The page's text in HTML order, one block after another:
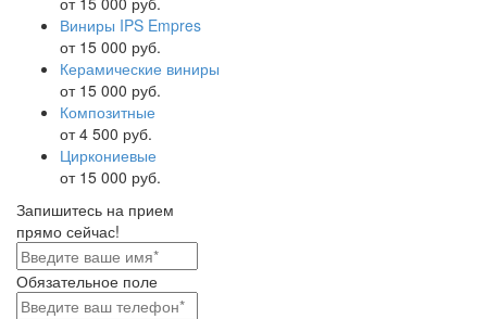
Виниры IPS Empres
от 15 000 руб.
Керамические виниры
от 15 000 руб.
Композитные
от 4 500 руб.
Циркониевые
от 15 000 руб.
Запишитесь на прием
прямо сейчас!
Обязательное поле